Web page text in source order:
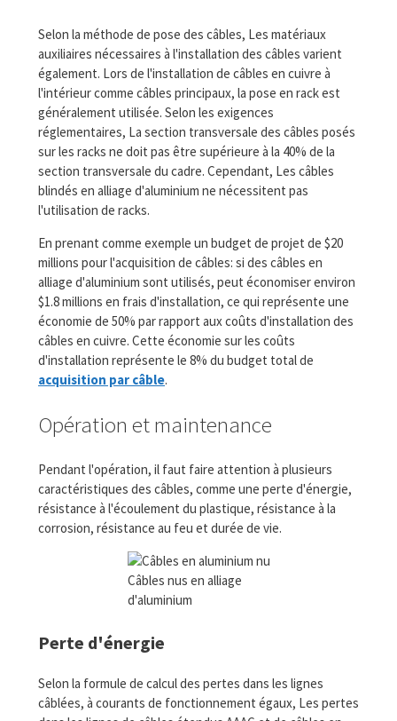
Selon la méthode de pose des câbles, Les matériaux
auxiliaires nécessaires à l'installation des câbles varient
également. Lors de l'installation de câbles en cuivre à
l'intérieur comme câbles principaux, la pose en rack est
généralement utilisée. Selon les exigences
réglementaires, La section transversale des câbles posés
sur les racks ne doit pas être supérieure à la 40% de la
section transversale du cadre. Cependant, Les câbles
blindés en alliage d'aluminium ne nécessitent pas
l'utilisation de racks.
En prenant comme exemple un budget de projet de $20
millions pour l'acquisition de câbles: si des câbles en
alliage d'aluminium sont utilisés, peut économiser environ
$1.8 millions en frais d'installation, ce qui représente une
économie de 50% par rapport aux coûts d'installation des
câbles en cuivre. Cette économie sur les coûts
d'installation représente le 8% du budget total de
acquisition par câble.
Opération et maintenance
Pendant l'opération, il faut faire attention à plusieurs
caractéristiques des câbles, comme une perte d'énergie,
résistance à l'écoulement du plastique, résistance à la
corrosion, résistance au feu et durée de vie.
Câbles nus en alliage
d'aluminium
Perte d'énergie
Selon la formule de calcul des pertes dans les lignes
câblées, à courants de fonctionnement égaux, Les pertes